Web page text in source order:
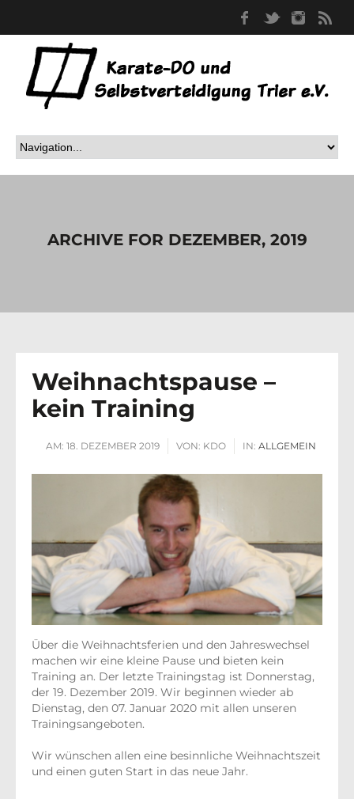
FacebookTwitter
ARCHIVE FOR DEZEMBER, 2019
Weihnachtspause –
kein Training
AM: 18. DEZEMBER 2019 VON: KDO IN: ALLGEMEIN
Über die Weihnachtsferien und den Jahreswechsel
machen wir eine kleine Pause und bieten kein
Training an. Der letzte Trainingstag ist Donnerstag,
der 19. Dezember 2019. Wir beginnen wieder ab
Dienstag, den 07. Januar 2020 mit allen unseren
Trainingsangeboten.
Wir wünschen allen eine besinnliche Weihnachtszeit
und einen guten Start in das neue Jahr.